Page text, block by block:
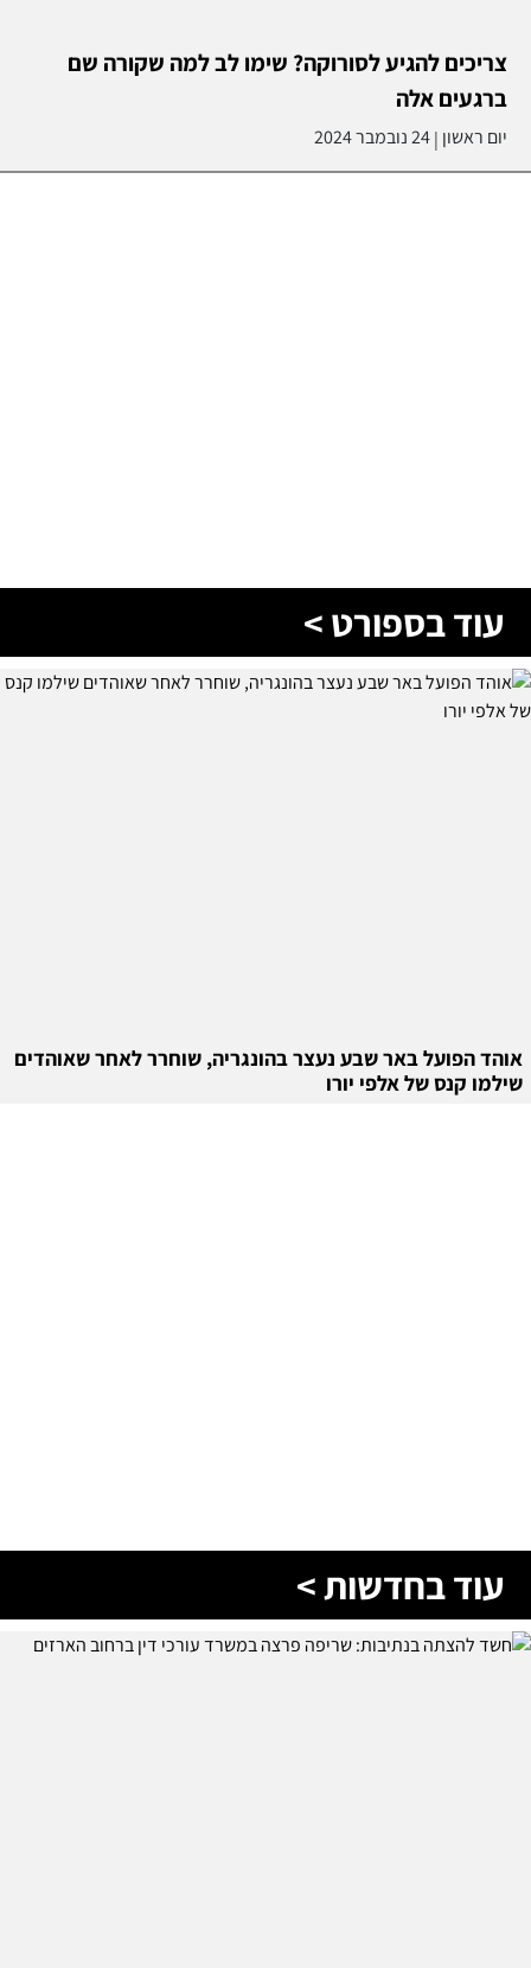
צריכים להגיע לסורוקה? שימו לב למה שקורה שם
ברגעים אלה
יום ראשון |24 נובמבר 2024
עוד בספורט >
אוהד הפועל באר שבע נעצר בהונגריה, שוחרר לאחר שאוהדים
שילמו קנס של אלפי יורו
עוד בחדשות >